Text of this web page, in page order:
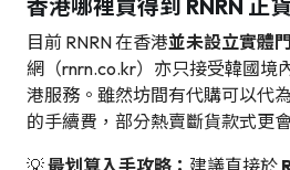
香港哪裡買得到 RNRN 正
目前 RNRN 在香港並未設立實體
網（rnrn.co.kr）亦只接受韓國境
港服務。雖然坊間有代購可以代
的手續費，部分熱賣斷貨款式更